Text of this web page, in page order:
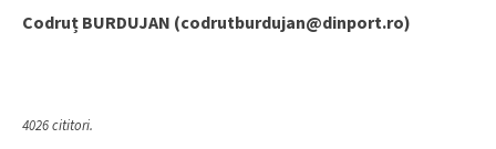
Codruț BURDUJAN (codrutburdujan@dinport.ro)
4026 cititori.